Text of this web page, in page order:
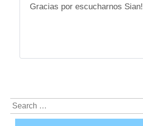
Gracias por escucharnos Sian!
Search
for: